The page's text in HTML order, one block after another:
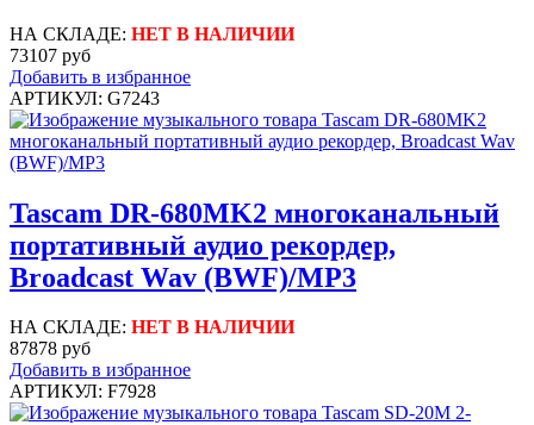
НА СКЛАДЕ: НЕТ В НАЛИЧИИ
73107 руб
Добавить в избранное
АРТИКУЛ: G7243
Tascam DR-680MK2 многоканальный
портативный аудио рекордер,
Broadcast Wav (BWF)/MP3
НА СКЛАДЕ: НЕТ В НАЛИЧИИ
87878 руб
Добавить в избранное
АРТИКУЛ: F7928